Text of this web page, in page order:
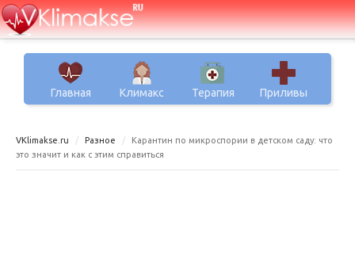
Главная Климакс Терапия Приливы
VKlimakse.ru Разное
Карантин по микроспории в детском саду: что
это значит и как с этим справиться